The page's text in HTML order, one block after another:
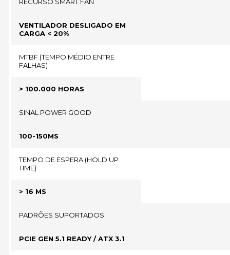
VENTILADOR DESLIGADO EM
CARGA < 20%
MTBF (TEMPO MÉDIO ENTRE
FALHAS)
> 100.000 HORAS
SINAL POWER GOOD
100-150MS
TEMPO DE ESPERA (HOLD UP
TIME)
> 16 MS
PADRÕES SUPORTADOS
PCIE GEN 5.1 READY / ATX 3.1